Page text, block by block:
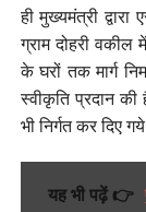
ही मुख्यमंत्री
ग्राम दोहरी
के घरों तक मार्ग
स्वीकृति प्रदान
भी निर्गत कर दिए
यह भी पढ़ें 👉